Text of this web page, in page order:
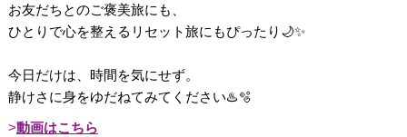
お友だちとのご褒美旅にも、
ひとりで心を整えるリセット旅にもぴったり🌙✨
今日だけは、時間を気にせず。
静けさに身をゆだねてみてください♨️🫧
動画はこちら